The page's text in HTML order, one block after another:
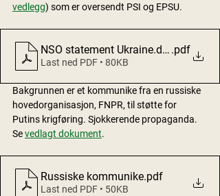
vedlegg) som er oversendt PSI og EPSU.
NSO statement Ukraine.docx (1) (1)
.pdf
Last ned PDF • 80KB
Bakgrunnen er et kommunike fra en russiske
hovedorganisasjon, FNPR, til støtte for
Putins krigføring. Sjokkerende propaganda.
Se vedlagt dokument.
Russiske kommunike.pdf
Last ned PDF • 50KB